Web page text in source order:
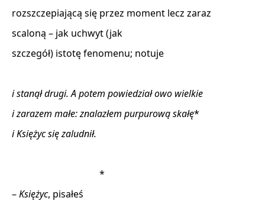
rozszczepiającą się przez moment lecz zaraz
scaloną – jak uchwyt (jak
szczegół) istotę fenomenu; notuje
i stanął drugi. A potem powiedział owo wielkie
i zarazem małe: znalazłem purpurową skałę
i Księżyc się zaludnił.
                                     *
– Księżyc, pisałeś